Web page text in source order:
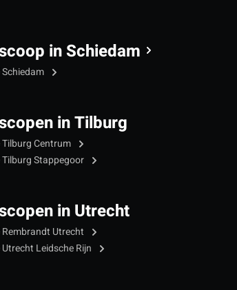
in Schiedam
in Tilburg
Centrum
Stappegoor
in Utrecht
Utrecht
Leidsche Rijn